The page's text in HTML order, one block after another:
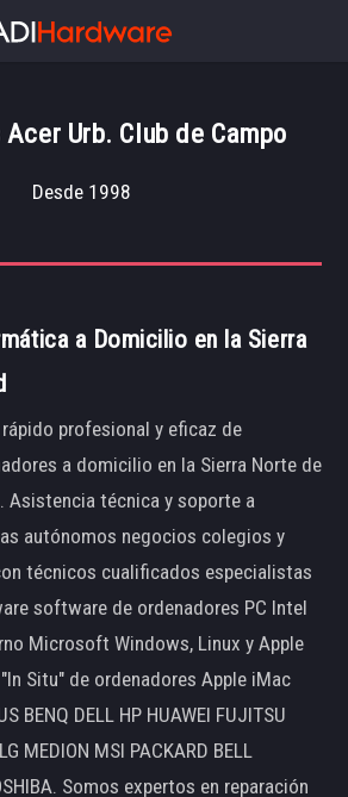
Acer Urb. Club de Campo
Desde 1998
a Domicilio en la Sierra
profesional y eficaz de
a domicilio en la Sierra Norte de
Asistencia técnica y soporte a
autónomos negocios colegios y
técnicos cualificados especialistas
software de ordenadores PC Intel
Microsoft Windows, Linux y Apple
Situ" de ordenadores Apple iMac
BENQ DELL HP HUAWEI FUJITSU
MEDION MSI PACKARD BELL
Somos expertos en reparación